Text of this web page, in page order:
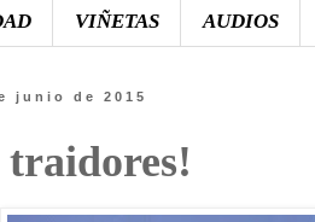
VIÑETAS AUDIOS
junio de 2015
traidores!